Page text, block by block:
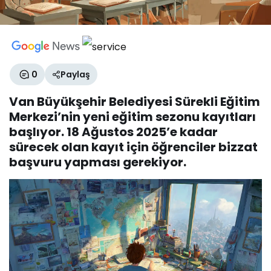
0 Paylaş
Van Büyükşehir Belediyesi Sürekli Eğitim
Merkezi’nin yeni eğitim sezonu kayıtları
başlıyor. 18 Ağustos 2025’e kadar
sürecek olan kayıt için öğrenciler bizzat
başvuru yapması gerekiyor.